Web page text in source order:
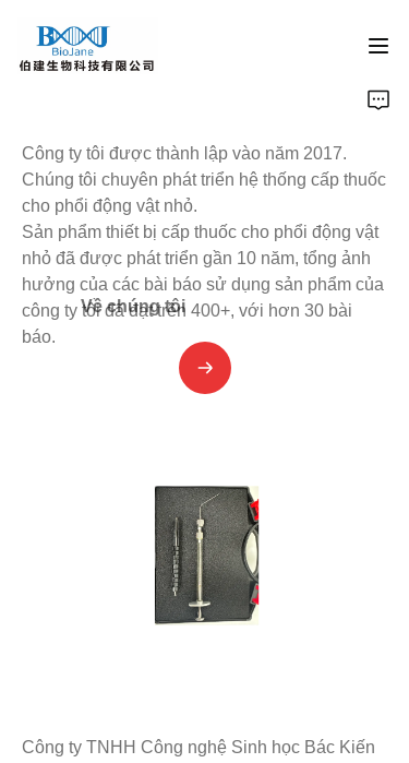
Về chúng tôi
Công ty tôi được thành lập vào năm 2017.
Chúng tôi chuyên phát triển hệ thống cấp thuốc
cho phổi động vật nhỏ.
Sản phẩm thiết bị cấp thuốc cho phổi động vật
nhỏ đã được phát triển gần 10 năm, tổng ảnh
hưởng của các bài báo sử dụng sản phẩm của
công ty tôi đã đạt trên 400+, với hơn 30 bài
báo.
Công ty TNHH Công nghệ Sinh học Bác Kiến
Sản phẩm tinh thể protein
Thiết bị cấp thuốc cho phổi động vật
Sản phẩm quang xúc tác
代理产品